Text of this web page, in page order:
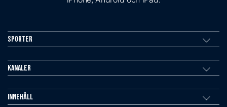
Sporter
Kanaler
Innehåll